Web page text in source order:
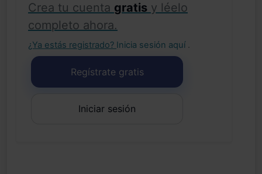
Crea tu cuenta gratis y léelo
completo ahora.
¿Ya estás registrado? Inicia sesión aquí .
Regístrate gratis
Iniciar sesión